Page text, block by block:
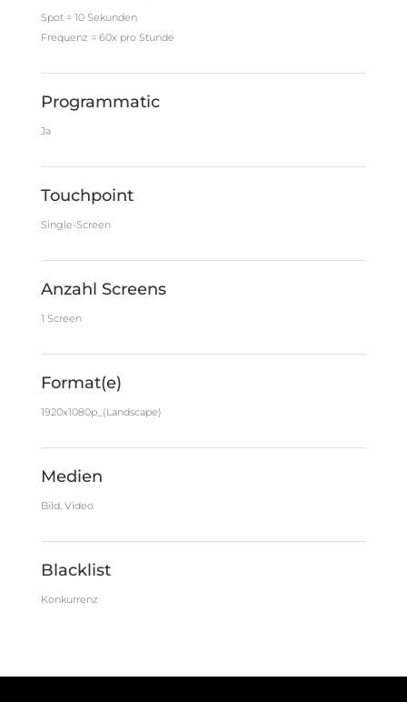
Spot = 10 Sekunden
Frequenz = 60x pro Stunde
Programmatic
Ja
Touchpoint
Single-Screen
Anzahl Screens
1 Screen
Format(e)
1920x1080p_(Landscape)
Medien
Bild, Video
Blacklist
Konkurrenz